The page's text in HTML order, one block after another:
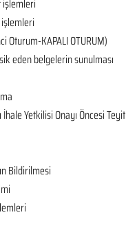
Oturum-KAPALI OTURUM)
eden belgelerin sunulması
Yetkilisi Onayı Öncesi Teyit
Bildirilmesi